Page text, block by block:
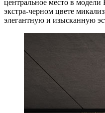
центральное место в
экстра-черном цвете
элегантную и изысканную